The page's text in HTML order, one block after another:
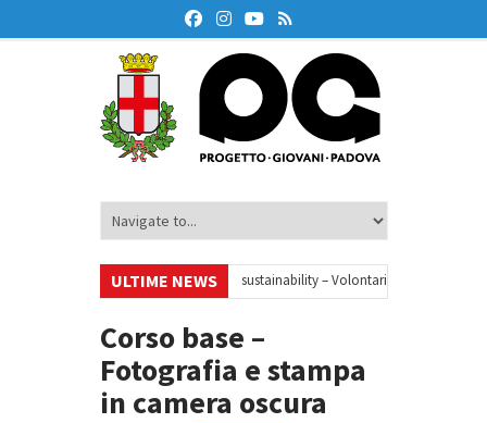
ULTIME NEWS
Your small steps towards sustainability – Volontariato europeo a
finanziaria
• Oxford Debate Lab – Borse di studio 2026/27
Corso base –
Fotografia e stampa
in camera oscura